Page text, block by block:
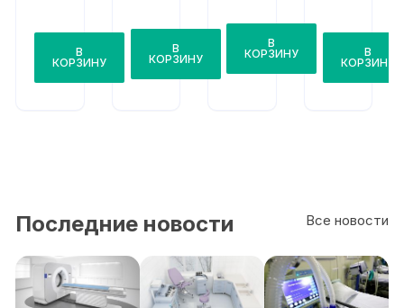
В
КОРЗИНУ
В
КОРЗИНУ
icent
er
Clas
sic
В
КОРЗИНУ
байн
В
КОРЗИНУ
Все новости
Последние новости